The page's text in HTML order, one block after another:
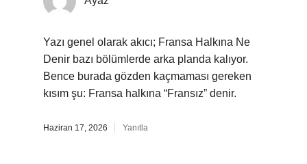
Yazı genel olarak akıcı; Fransa Halkına Ne
Denir bazı bölümlerde arka planda kalıyor.
Bence burada gözden kaçmaması gereken
kısım şu: Fransa halkına “Fransız” denir.
Haziran 17, 2026 Yanıtla